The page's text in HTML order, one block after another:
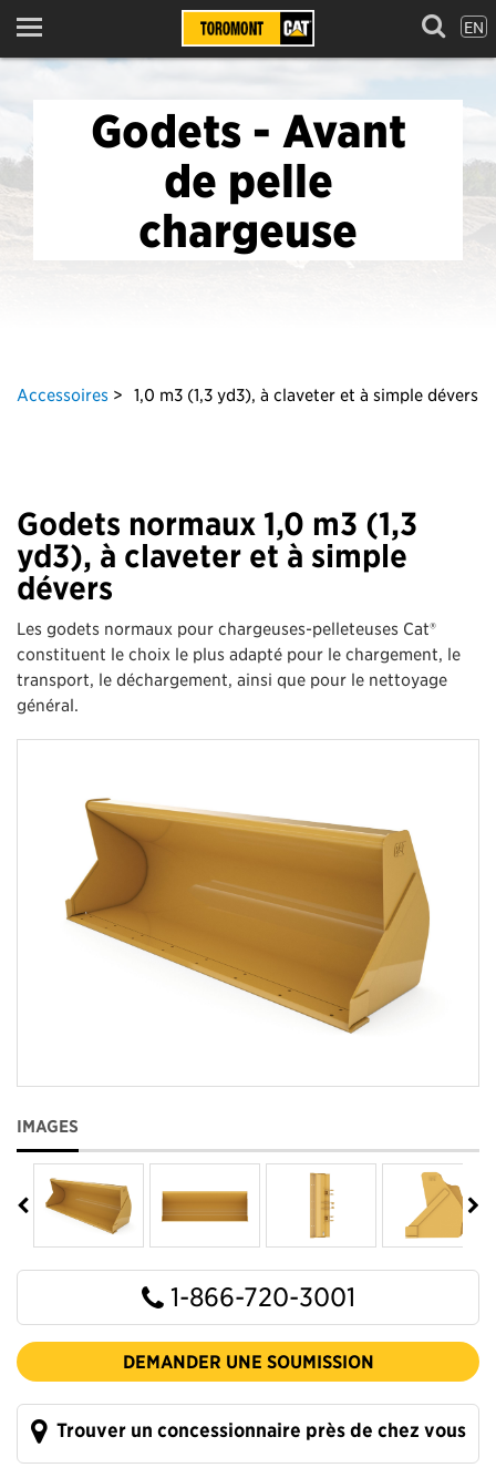
Menu EN
Godets - Avant
de pelle
chargeuse
Accessoires 1,0 m3 (1,3 yd3), à claveter et à simple dévers
Godets normaux 1,0 m3 (1,3
yd3), à claveter et à simple
dévers
Les godets normaux pour chargeuses-pelleteuses Cat®
constituent le choix le plus adapté pour le chargement, le
transport, le déchargement, ainsi que pour le nettoyage
général.
IMAGES
1-866-720-3001
DEMANDER UNE SOUMISSION
Trouver un concessionnaire près de chez vous